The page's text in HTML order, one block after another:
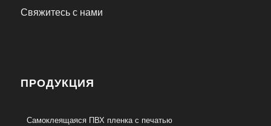
Свяжитесь с нами
ПРОДУКЦИЯ
Самоклеящаяся ПВХ пленка с печатью